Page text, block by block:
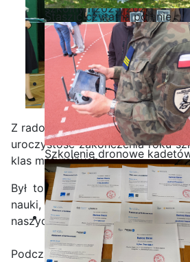
szkolnym2025/2026
Staszic czyta na polanie
Szkolenie dronowe
OPW w Staszicu
Z radością informujemy, że w
uroczystość zakończenia roku
klas maturalnych.
Był to wyjątkowy moment
nauki, wspólnych
naszych absolwentów.
Podczas ceremonii wręczono